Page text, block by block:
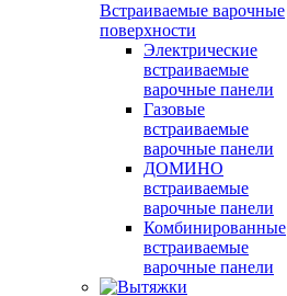
Встраиваемые варочные
поверхности
Электрические
встраиваемые
варочные панели
Газовые
встраиваемые
варочные панели
ДОМИНО
встраиваемые
варочные панели
Комбинированные
встраиваемые
варочные панели